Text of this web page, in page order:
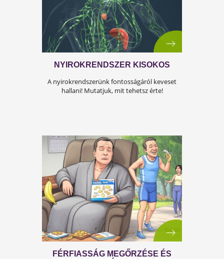
Az iskolakezdés sok családban nem
örömteli új kezdet, hanem egy stresszes
átállás. Ugyanakkor lehet jól csinálni!
Olvass tovább a tippekért!